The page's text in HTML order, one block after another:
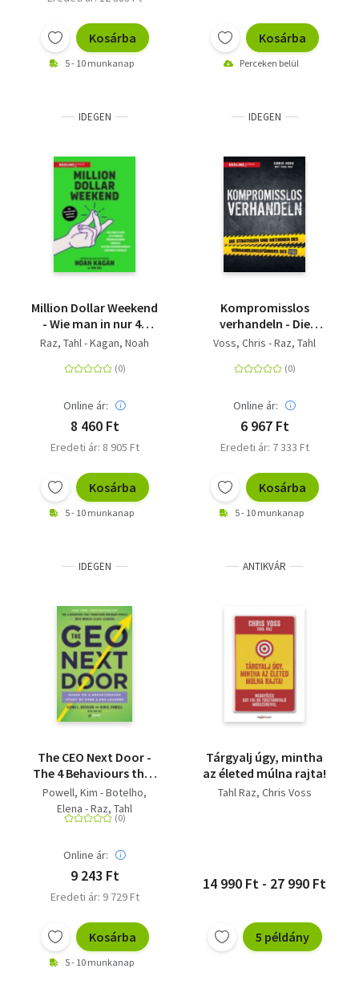
Kosárba
5 - 10 munkanap
Kosárba
Perceken belül
IDEGEN
Million Dollar Weekend
- Wie man in nur 48
Stunden überraschend
millionenschweres
Arbeitnehmer zum
erfolgreichen Gründer
in nur einem
Wochenende
Raz, Tahl - Kagan, Noah
Online ár:
8 460 Ft
Eredeti ár: 8 905 Ft
Kosárba
5 - 10 munkanap
IDEGEN
Kompromisslos
verhandeln - Die
Strategien und
Verhandlungsführers
Voss, Chris - Raz, Tahl
Online ár:
6 967 Ft
Eredeti ár: 7 333 Ft
Kosárba
5 - 10 munkanap
IDEGEN
The CEO Next Door -
The 4 Behaviours that
Transform Ordinary
People into World
Class Leaders
Powell, Kim - Botelho,
Elena - Raz, Tahl
Online ár:
9 243 Ft
Eredeti ár: 9 729 Ft
Kosárba
5 - 10 munkanap
ANTIKVÁR
Tárgyalj úgy, mintha
az életed múlna rajta!
Tahl Raz Chris Voss
14 990 Ft - 27 990 Ft
5 példány